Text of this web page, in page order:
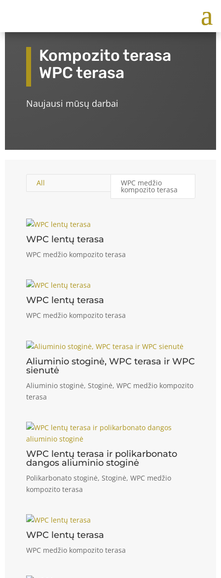
Kompozito terasa
WPC terasa
Naujausi mūsų darbai
All WPC medžio
kompozito terasa
WPC lentų terasa
WPC medžio kompozito terasa
WPC lentų terasa
WPC medžio kompozito terasa
Aliuminio stoginė, WPC terasa ir WPC
sienutė
Aliuminio stoginė, Stoginė, WPC medžio kompozito
terasa
WPC lentų terasa ir polikarbonato
dangos aliuminio stoginė
Polikarbonato stoginė, Stoginė, WPC medžio
kompozito terasa
WPC lentų terasa
WPC medžio kompozito terasa